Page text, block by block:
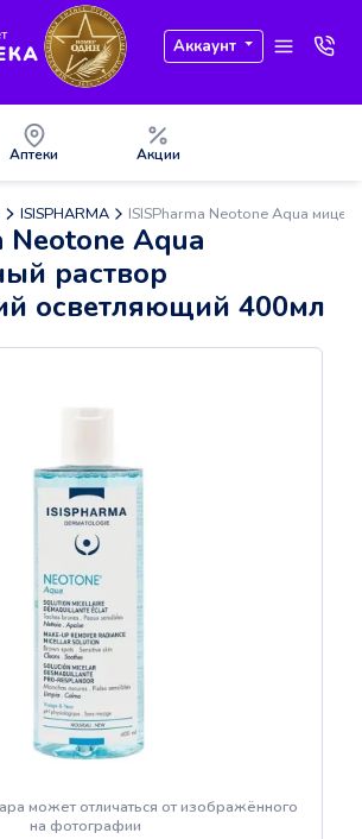
Аккаунт
Аптеки Акции
ISISPHARMA ISISPharma Neotone Aqua
Neotone Aqua
раствор
осветляющий 400мл
может отличаться от изображённого
на фотографии